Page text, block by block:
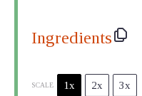
Ingredients
SCALE 1x 2x 3x